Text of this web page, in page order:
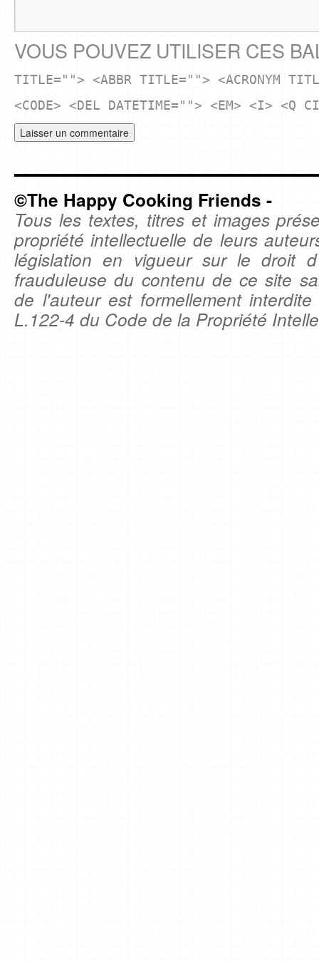
VOUS POUVEZ UTILISER CES
TITLE=""> <ABBR TITLE=""> <ACRONYM
<CODE> <DEL DATETIME=""> <EM> <I> <Q
©The Happy Cooking Friends -
Tous les textes, titres et images
propriété intellectuelle de leurs
législation en vigueur sur le droit
frauduleuse du contenu de ce site
de l'auteur est formellement
L.122-4 du Code de la Propriété